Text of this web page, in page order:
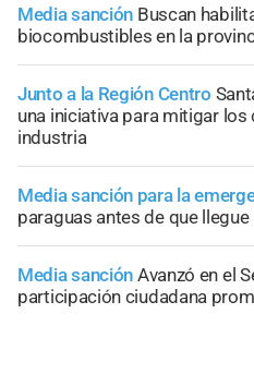
Media sanción Buscan
biocombustibles en la
Junto a la Región Centro
una iniciativa para mitigar
industria
Media sanción para la
paraguas antes de que llegue
Media sanción Avanzó en el
participación ciudadana